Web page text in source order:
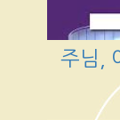
주님,